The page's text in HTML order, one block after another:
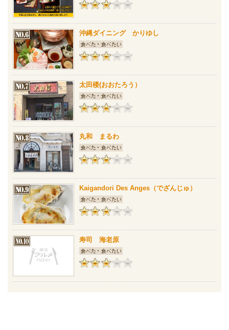
沖縄ダイニング かりゆし
太田楼(おおたろう）
丸和 まるわ
Kaigandori Des Anges（でざんじゅ）
寿司 海老原